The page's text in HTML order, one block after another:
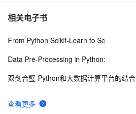
相关电子书
查看更多
From Python Scikit-Learn to Sc
Data Pre-Processing in Python:
双剑合璧-Python和大数据计算平台的结合